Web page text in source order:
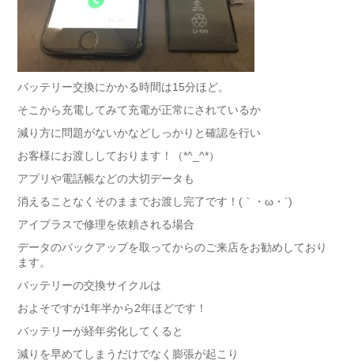
バッテリー交換にかかる時間は15分ほど。
そこから充電してみて充電が正常にされているか
減り方に問題がないかなどしっかりと確認を行い
お客様にお渡ししております！（*^_^*）
アプリや電話帳などの大切データも
消えることなくそのままでお渡し完了です！(｀・ω・´)ゞ
アイプラスで修理を依頼される場合
データのバックアップを取ってからのご来店をお勧めしており
ます。
バッテリーの交換サイクルは
およそですが1年半から2年ほどです！
バッテリーが経年劣化してくると
減りを早めてしまうだけでなく膨張が起こり